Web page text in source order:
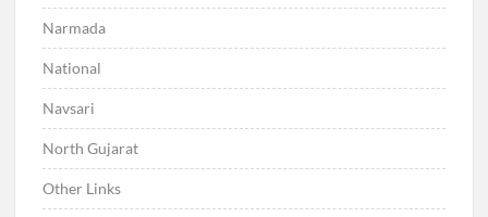
Narmada
National
Navsari
North Gujarat
Other Links